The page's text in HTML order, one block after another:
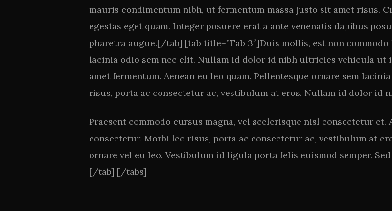
mauris condimentum nibh, ut fermentum massa justo sit amet risus.
egestas eget quam. Integer posuere erat a ante venenatis dapibus
pharetra augue.[/tab] [tab title=”Tab 3″]Duis mollis, est non
lacinia odio sem nec elit. Nullam id dolor id nibh ultricies vehicula ut
amet fermentum. Aenean eu leo quam. Pellentesque ornare sem
risus, porta ac consectetur ac, vestibulum at eros. Nullam id dolor id
Praesent commodo cursus magna, vel scelerisque nisl consectetur et.
consectetur. Morbi leo risus, porta ac consectetur ac, vestibulum at
ornare vel eu leo. Vestibulum id ligula porta felis euismod semper.
[/tab] [/tabs]